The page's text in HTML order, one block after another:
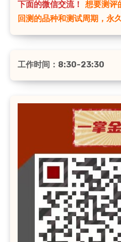
下面的微信交流！
想要测评
回测的品种和测试周期，永久
工作时间：8:30-23:30